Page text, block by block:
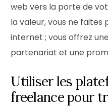
web vers la porte de
la valeur, vous ne faites
internet ; vous offrez
partenariat et une
Utiliser les
freelance pour